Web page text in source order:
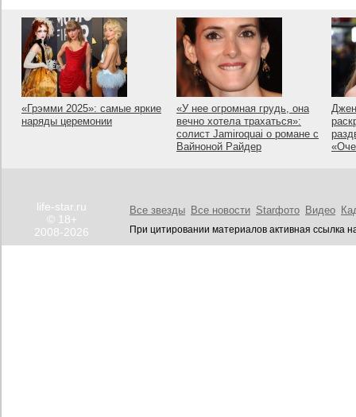
«Грэмми 2025»: самые яркие
наряды церемонии
«У нее огромная грудь, она
вечно хотела трахаться»:
солист Jamiroquai о романе с
Вайноной Райдер
life-star.ru
© 18+
2008-2026
Все звезды Все новости Starфото Видео
При цитировании материалов активная ссылка